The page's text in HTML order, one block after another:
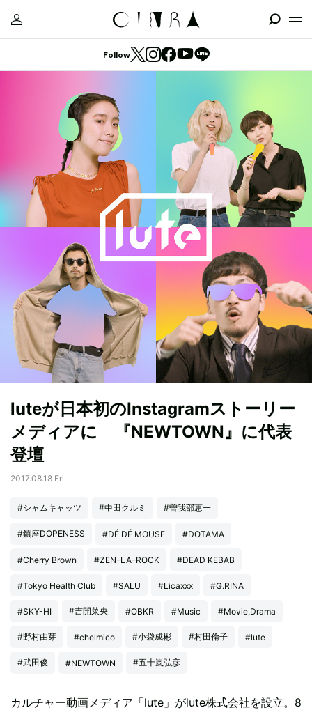
Follow
luteが日本初のInstagramストーリー
メディアに 『NEWTOWN』に代表
登壇
2017.08.18 Fri
#シャムキャッツ #中田クルミ #曽我部恵一
#鎮座DOPENESS #DÉ DÉ MOUSE #DOTAMA
#Cherry Brown #ZEN-LA-ROCK #DEAD KEBAB
#Tokyo Health Club #SALU #Licaxxx #G.RINA
#SKY-HI #吉開菜央 #OBKR #Music #Movie,Drama
#野村由芽 #chelmico #小袋成彬 #村田倫子 #lute
#武田俊 #NEWTOWN #五十嵐弘彦
カルチャー動画メディア「lute」がlute株式会社を設立。8